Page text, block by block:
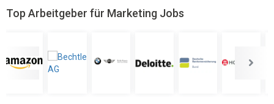
Top Arbeitgeber für Marketing Jobs